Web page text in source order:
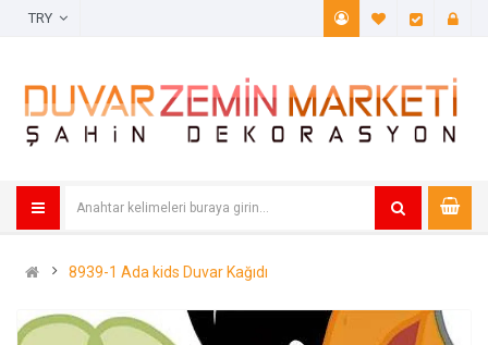
A. Listem
8939-1 Ada kids Duvar Kağıdı